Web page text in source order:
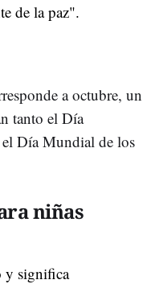
de la paz".
a octubre, un
tanto el Día
Día Mundial de los
niñas
y significa